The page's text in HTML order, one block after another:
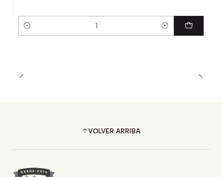
Cantidad
VOLVER ARRIBA